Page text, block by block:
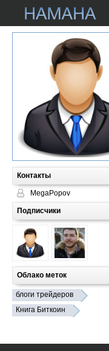
Контакты
MegaPopov
Подписчики
Облако меток
блоги трейдеров
Книга Биткоин